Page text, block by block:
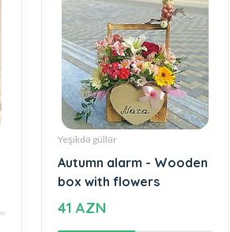
Yeşikdə güllər
Autumn alarm - Wooden
box with flowers
41 AZN